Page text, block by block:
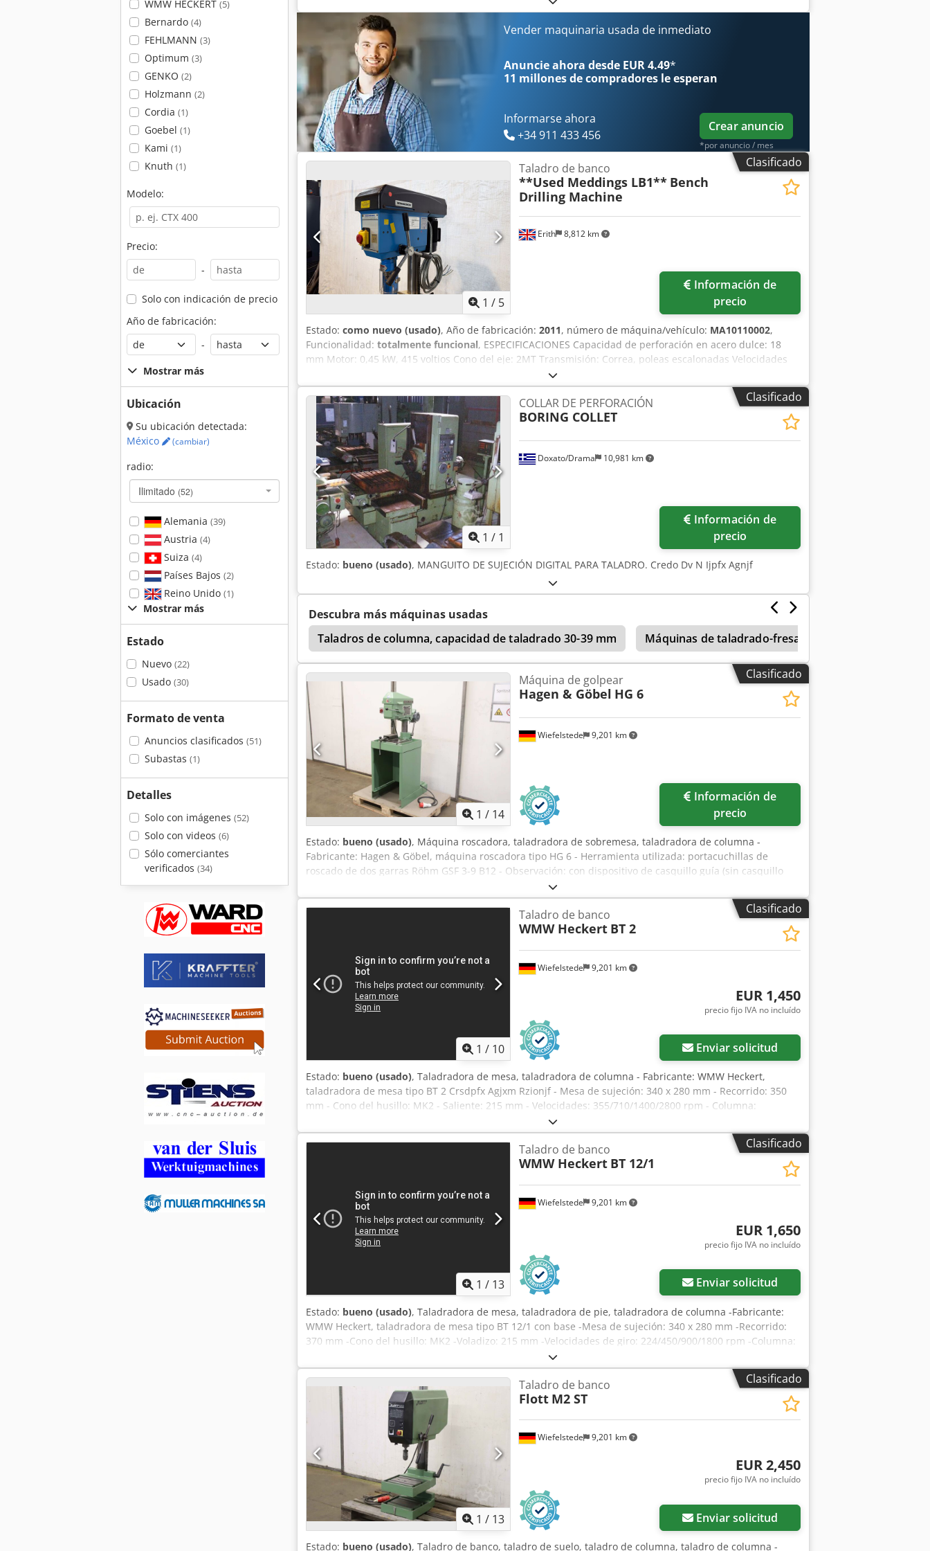
WMW HECKERT (5)
Bernardo (4)
FEHLMANN (3)
Optimum (3)
GENKO (2)
Holzmann (2)
Cordia (1)
Goebel (1)
Kami (1)
Knuth (1)
Modelo:
Precio:
-
Solo con indicación de precio
Año de fabricación:
-
Mostrar más
Ubicación
Su ubicación detectada:
México
(cambiar)
radio:
Ilimitado (52)
Alemania (39)
Austria (4)
Suiza (4)
Países Bajos (2)
Reino Unido (1)
Mostrar más
Estado
Nuevo (22)
Usado (30)
Formato de venta
Anuncios clasificados (51)
Subastas (1)
Detalles
Solo con imágenes (52)
Solo con videos (6)
Sólo comerciantes
verificados (34)
120 mm Distancia entre la mesa y el extremo del husillo: 40 a 310 mm Ajuste de altura: 270 mm Potencia
total: 1,3 kW Accesorios/Equipamiento: Ajuste de correa Estado: bueno Superficie de instalación: 800 x 800
mm Peso: 160 kg Credjzcuypopfx Agnof Dimensiones con mesa: 600 x 600 x 1200 mm
Vender maquinaria usada de inmediato
Anuncie ahora desde EUR 4.49*
11 millones de compradores le esperan
Informarse ahora
+34 911 433 456
Crear anuncio
*por anuncio / mes
Clasificado
1 / 5
Erith 8,812 km
Taladro de banco
**Used Meddings LB1** Bench
Drilling Machine
precio
Estado: como nuevo (usado), Año de fabricación: 2011, número de máquina/vehículo: MA10110002,
Funcionalidad: totalmente funcional, ESPECIFICACIONES Capacidad de perforación en acero dulce: 18
mm Motor: 0,45 kW, 415 voltios Cono del eje: 2MT Transmisión: Correa, poleas escalonadas Velocidades
del eje (rpm, 50 Hz): 400-700-1200-2100-3600 Recorrido del eje: 75 mm Profundidad de la garganta: 185
mm Diámetro de la columna: 70 mm Mesa: superficie de trabajo: 250 x 164 mm Mesa: ancho y distancia
entre las ranuras: 13 x 125 mm Base: dimensiones totales: 240 x 360 mm Distancia máxima del mandril a
la mesa: 330 mm Altura total: 865 mm Ancho total: 280 mm Crodpfszmuntox Agnjf Profundidad total: 600
mm Peso neto aproximado: 77 kg La máquina está equipada con: Protector del mandril Ajuste de la mesa
mediante cremallera Mandril de perforación
Clasificado
1 / 1
Doxato/Drama 10,981 km
COLLAR DE PERFORACIÓN
BORING COLLET
precio
Estado: bueno (usado), MANGUITO DE SUJECIÓN DIGITAL PARA TALADRO. Credo Dv N Ijpfx Agnjf
Descubra más máquinas usadas
Taladros de columna, capacidad de taladrado 30-39 mm
Máquinas de taladrado-fresado
Ixion
Clasificado
1 / 14
Wiefelstede 9,201 km
Máquina de golpear
Hagen & Göbel HG 6
precio
Estado: bueno (usado), Máquina roscadora, taladradora de sobremesa, taladradora de columna -
Fabricante: Hagen & Göbel, máquina roscadora tipo HG 6 - Herramienta utilizada: portacuchillas de
roscado de dos garras Röhm GSF 3-9 B12 - Observación: con dispositivo de casquillo guía (sin casquillo
guía) - Mesa de sujeción: 350 x 290 mm - Recorrido: 310 mm - Cono del husillo: Ø 12 mm - Saliente: 235
mm - Velocidades: 710/1120/1800/2800 rpm - Columna: diámetro 85 mm - Carrera del husillo: 35 mm -
Motor: 0,37 kW - Accesorios: incluye tornillo de banco, ver fotos Codoyvfzwopfx Agnorf - Dimensiones:
Clasificado
1 / 10
Wiefelstede 9,201 km
Taladro de banco
WMW Heckert BT 2
EUR 1,450
precio fijo IVA no incluído
Enviar solicitud
Estado: bueno (usado), Taladradora de mesa, taladradora de columna - Fabricante: WMW Heckert,
taladradora de mesa tipo BT 2 Crsdpfx Agjxm Rzionjf - Mesa de sujeción: 340 x 280 mm - Recorrido: 350
mm - Cono del husillo: MK2 - Saliente: 215 mm - Velocidades: 355/710/1400/2800 rpm - Columna:
diámetro 93 mm - Carrera del husillo: 100 mm / tope de profundidad con ajuste fino - Motor: VEM 0,8/1,0
kW con freno - Tensión: 380 V - Cantidad: 2 unidades disponibles - Precio: por unidad - Dimensiones:
Clasificado
1 / 13
Wiefelstede 9,201 km
Taladro de banco
WMW Heckert BT 12/1
EUR 1,650
precio fijo IVA no incluído
Enviar solicitud
Estado: bueno (usado), Taladradora de mesa, taladradora de pie, taladradora de columna -Fabricante:
WMW Heckert, taladradora de mesa tipo BT 12/1 con base -Mesa de sujeción: 340 x 280 mm -Recorrido:
370 mm -Cono del husillo: MK2 -Voladizo: 215 mm -Velocidades de giro: 224/450/900/1800 rpm -Columna:
diámetro 92 mm -Carrera del husillo: 100 mm / tope de profundidad con ajuste fino -Motor: VEB 0,4/0,7
kW con freno Crodpoir E Snjfx Agnef -Tensión: 380 V -Dimensiones: 620/480/A1710 mm -Peso total: aprox.
Clasificado
1 / 13
Wiefelstede 9,201 km
Taladro de banco
Flott M2 ST
EUR 2,450
precio fijo IVA no incluído
Enviar solicitud
Estado: bueno (usado), Taladro de banco, taladro de suelo, taladro de columna, taladro de columna -